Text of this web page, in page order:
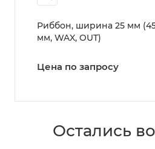
Риббон, ширина 25 мм
мм, WAX, OUT)
Цена по запросу
Остались